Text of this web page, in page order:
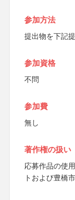
参加方法
提出物を下記
参加資格
不問
参加費
無し
著作権の扱い
応募作品の使
トおよび豊橋